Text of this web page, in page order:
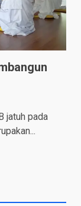
jatuh pada